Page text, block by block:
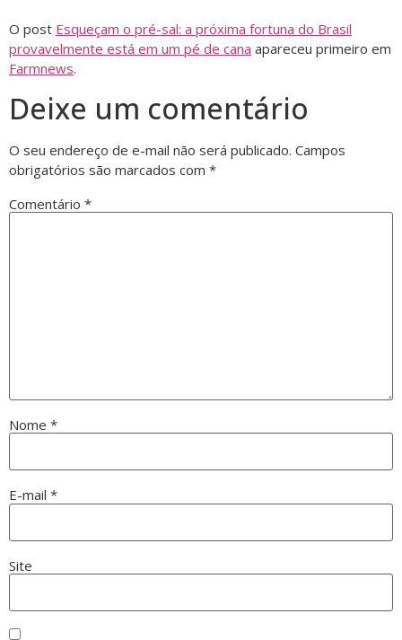
O post Esqueçam o pré-sal: a próxima fortuna do Brasil
provavelmente está em um pé de cana apareceu primeiro em
Farmnews.
Deixe um comentário
O seu endereço de e-mail não será publicado. Campos
obrigatórios são marcados com *
Comentário *
Nome *
E-mail *
Site